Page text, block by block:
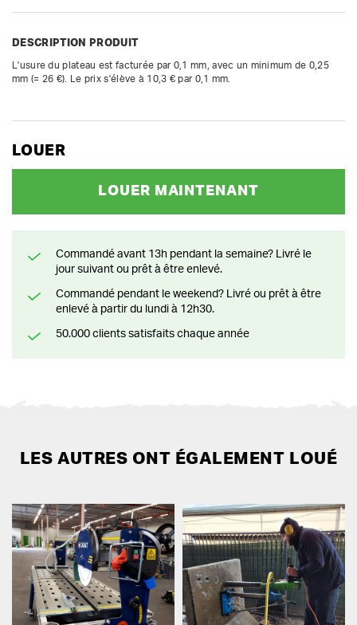
DESCRIPTION PRODUIT
L'usure du plateau est facturée par 0,1 mm, avec un minimum de 0,25
mm (= 26 €). Le prix s'élève à 10,3 € par 0,1 mm.
LOUER
LOUER MAINTENANT
Commandé avant 13h pendant la semaine? Livré le
jour suivant ou prêt à être enlevé.
Commandé pendant le weekend? Livré ou prêt à être
enlevé à partir du lundi à 12h30.
50.000 clients satisfaits chaque année
LES AUTRES ONT ÉGALEMENT LOUÉ